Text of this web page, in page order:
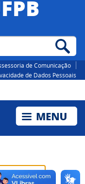
Canais
de Comunicação
de Dados Pessoais